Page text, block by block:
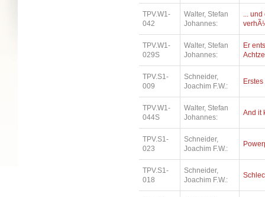
TPV.W1-
042
Walter, Stefan
Johannes:
... und
TPV.W1-
029S
Walter, Stefan
Johannes:
Er
TPV.S1-
009
Schneider,
Joachim F.W.:
TPV.W1-
044S
Walter, Stefan
Johannes:
And it
TPV.S1-
023
Schneider,
Joachim F.W.:
TPV.S1-
018
Schneider,
Joachim F.W.: